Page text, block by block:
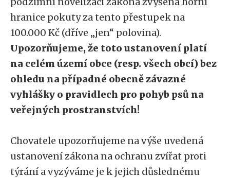
hranice pokuty za tento přestupek na
100.000 Kč (dříve „jen“ polovina).
Upozorňujeme, že toto ustanovení platí
na celém území obce (resp. všech obcí) bez
ohledu na případné obecně závazné
vyhlášky o pravidlech pro pohyb psů na
veřejných prostranstvích!
Chovatele upozorňujeme na výše uvedená
ustanovení zákona na ochranu zvířat proti
týrání a vyzýváme je k jejich důslednému